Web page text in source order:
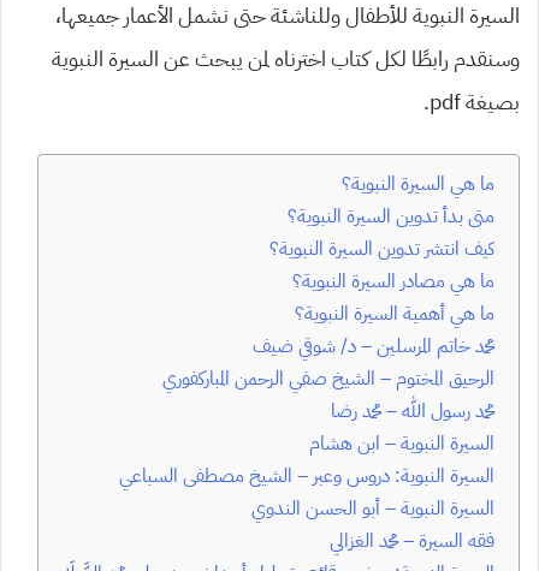
السيرة النبوية للأطفال وللناشئة حتى نشمل الأعمار جميعها،
وسنقدم رابطًا لكل كتاب اخترناه لمن يبحث عن السيرة النبوية
بصيغة pdf.
ما هي السيرة النبوية؟
متى بدأ تدوين السيرة النبوية؟
كيف انتشر تدوين السيرة النبوية؟
ما هي مصادر السيرة النبوية؟
ما هي أهمية السيرة النبوية؟
محمد خاتم المرسلين – د/ شوقي ضيف
الرحيق المختوم – الشيخ صفي الرحمن المباركفوري
محمد رسول الله – محمد رضا
السيرة النبوية – ابن هشام
السيرة النبوية: دروس وعبر – الشيخ مصطفى السباعي
السيرة النبوية – أبو الحسن الندوي
فقه السيرة – محمد الغزالي